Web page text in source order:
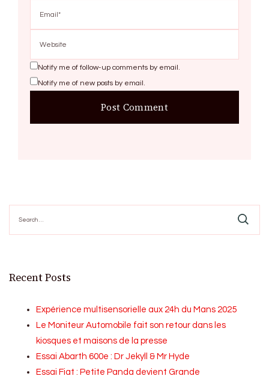
Notify me of follow-up comments by email.
Notify me of new posts by email.
for:
Recent Posts
Expérience multisensorielle aux 24h du Mans 2025
Le Moniteur Automobile fait son retour dans les
kiosques et maisons de la presse
Essai Abarth 600e : Dr Jekyll & Mr Hyde
Essai Fiat : Petite Panda devient Grande